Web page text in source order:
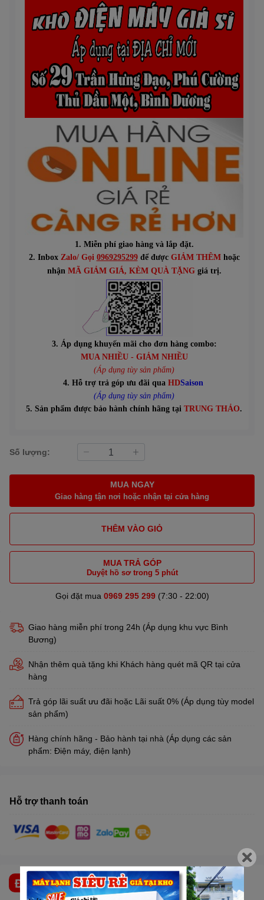
1. Miễn phí giao hàng và lắp đặt.
2. Inbox Zalo/ Gọi 0969295299để được GIẢM THÊMhoặc
nhận MÃ GIẢM GIÁ, KÈM QUÀ TẶNGgiá trị.
3. Áp dụng khuyến mãi cho đơn hàng combo:
MUA NHIỀU - GIẢM NHIỀU
(Áp dụng tùy sản phẩm)
4. Hỗ trợ trả góp ưu đãi qua HDSaison
(Áp dụng tùy sản phẩm)
5. Sản phẩm được bảo hành chính hãng tại TRUNG THẢO.
Số lượng:
MUA NGAY
Giao hàng tận nơi hoặc nhận tại cửa hàng
THÊM VÀO GIỎ
MUA TRẢ GÓP
Duyệt hồ sơ trong 5 phút
Gọi đặt mua 0969 295 299(7:30 - 22:00)
Giao hàng miễn phí trong 24h (Áp dụng khu vực Bình
Bương)
Nhận thêm quà tặng khi Khách hàng quét mã QR tại cửa
hàng
Trả góp lãi suất ưu đãi hoặc Lãi suất 0% (Áp dụng tùy model
sản phẩm)
Hàng chính hãng - Bảo hành tại nhà (Áp dụng các sản
phẩm: Điện máy, điện lạnh)
Hỗ trợ thanh toán
ĐẶC ĐIỂM NỔI BẬT